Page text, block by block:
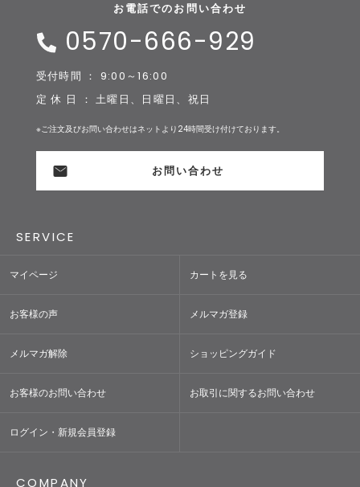
お電話でのお問い合わせ
0570-666-929
受付時間 ： 9:00～16:00
定 休 日 ： 土曜日、日曜日、祝日
※ご注文及びお問い合わせはネットより24時間受け付けております。
お問い合わせ
SERVICE
マイページ カートを見る
お客様の声 メルマガ登録
メルマガ解除 ショッピングガイド
お客様のお問い合わせ お取引に関するお問い合わせ
ログイン・新規会員登録
COMPANY